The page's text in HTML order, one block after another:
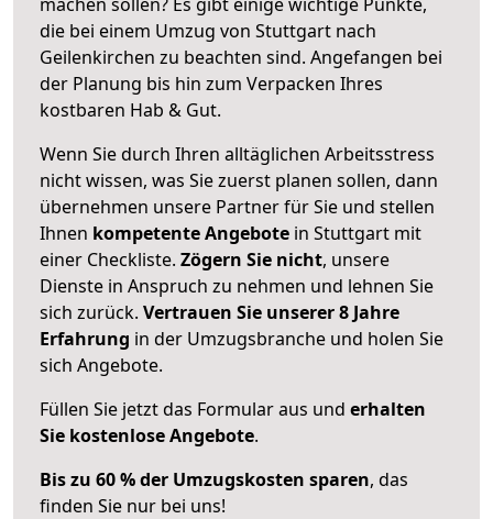
die bei einem Umzug von Stuttgart nach
Geilenkirchen zu beachten sind. Angefangen bei
der Planung bis hin zum Verpacken Ihres
kostbaren Hab & Gut.
Wenn Sie durch Ihren alltäglichen Arbeitsstress
nicht wissen, was Sie zuerst planen sollen, dann
übernehmen unsere Partner für Sie und stellen
Ihnen kompetente Angebote in Stuttgart mit
einer Checkliste. Zögern Sie nicht, unsere
Dienste in Anspruch zu nehmen und lehnen Sie
sich zurück. Vertrauen Sie unserer 8 Jahre
Erfahrung in der Umzugsbranche und holen Sie
sich Angebote.
Füllen Sie jetzt das Formular aus und erhalten
Sie kostenlose Angebote.
Bis zu 60 % der Umzugskosten sparen, das
finden Sie nur bei uns!